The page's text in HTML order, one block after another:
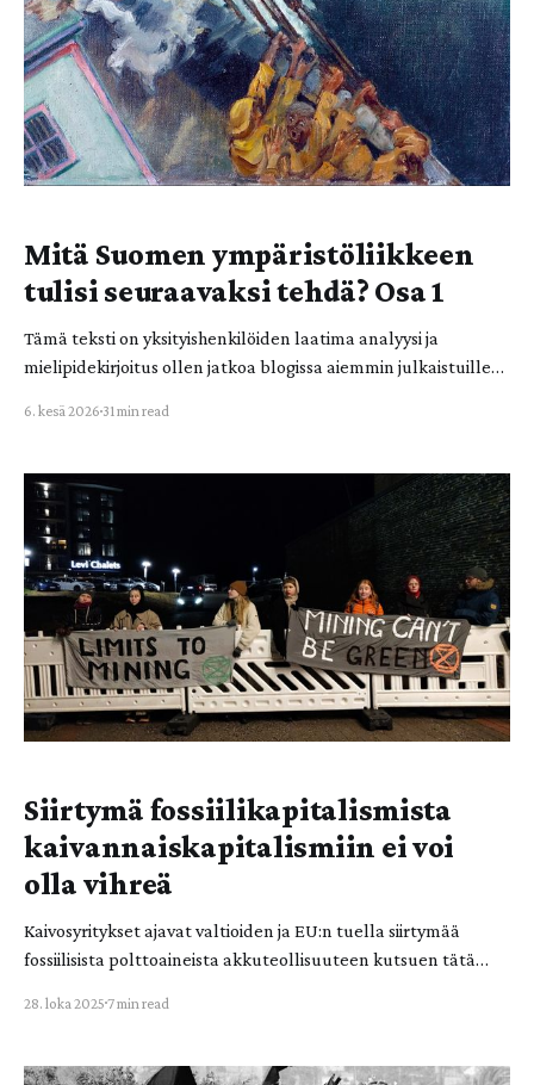
tehokkaasti ekokriisin
Mitä Suomen ympäristöliikkeen
tulisi seuraavaksi tehdä? Osa 1
Tämä teksti on yksityishenkilöiden laatima analyysi ja
mielipidekirjoitus ollen jatkoa blogissa aiemmin julkaistuille
meiltä suomalaisessa ympäristöliikkeessä puuttuu tarvittava
liikevoima uusille laajoille läpimurroille ilmasto- ja
ympäristöpolitiikassa. Käynnissä ei ole hetkeen ollut sellaista
momentumia ja keskinäisen o
6. kesä 2026 31 min read
Siirtymä fossiilikapitalismista
kaivannaiskapitalismiin ei voi
olla vihreä
Kaivosyritykset ajavat valtioiden ja EU:n tuella siirtymää
fossiilisista polttoaineista akkuteollisuuteen kutsuen tätä
sen jälkeen valtavia määriä jätettä, ei voi kutsua vihreäksi.
28. loka 2025 7 min read